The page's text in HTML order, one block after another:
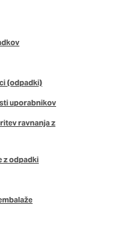
(odpadki)
uporabnikov
ravnanja z
z odpadki